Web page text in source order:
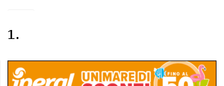
PRIVACY
1